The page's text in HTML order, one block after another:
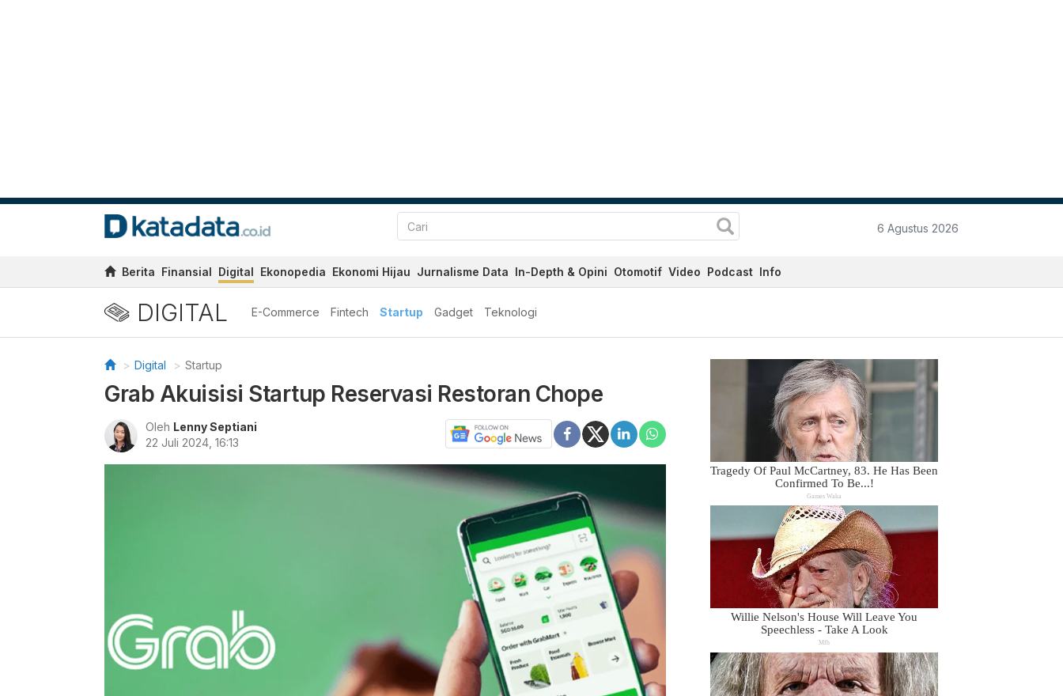
6 Agustus 2026
Berita Finansial Digital Ekonopedia Ekonomi Hijau Jurnalisme Data In-Depth & Opini Otomotif Video Podcast Info
DIGITAL E-Commerce Fintech Startup Gadget Teknologi
Digital Startup
Grab Akuisisi Startup Reservasi Restoran Chope
Oleh Lenny Septiani
22 Juli 2024, 16:13